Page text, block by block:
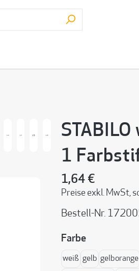
1
1,64 €
Preise exkl. MwSt,
Bestell-Nr.
Farbeauswählen
weiß gelb gelborange